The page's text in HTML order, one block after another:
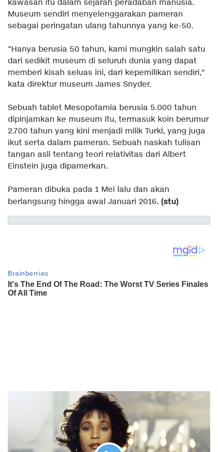
kawasan itu dalam sejarah peradaban manusia.
Museum sendiri menyelenggarakan pameran
sebagai peringatan ulang tahunnya yang ke-50.
“Hanya berusia 50 tahun, kami mungkin salah satu
dari sedikit museum di seluruh dunia yang dapat
memberi kisah seluas ini, dari kepemilikan sendiri,"
kata direktur museum James Snyder.
Sebuah tablet Mesopotamia berusia 5.000 tahun
dipinjamkan ke museum itu, termasuk koin berumur
2.700 tahun yang kini menjadi milik Turki, yang juga
ikut serta dalam pameran. Sebuah naskah tulisan
tangan asli tentang teori relativitas dari Albert
Einstein juga dipamerkan.
Pameran dibuka pada 1 Mei lalu dan akan
berlangsung hingga awal Januari 2016. (stu)